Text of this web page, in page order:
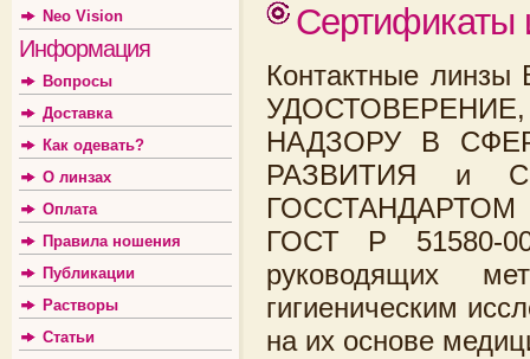
Neo Vision
Информация
Вопросы
Доставка
Как одевать?
О линзах
Оплата
Правила ношения
Публикации
Растворы
Статьи
Сертификаты
Контактные
НАДЗОРУ В
РАЗВИТИЯ и
ГОССТАНДАРТОМ
ГОСТ Р 51580-
руководящих
гигиеническим
на их основе